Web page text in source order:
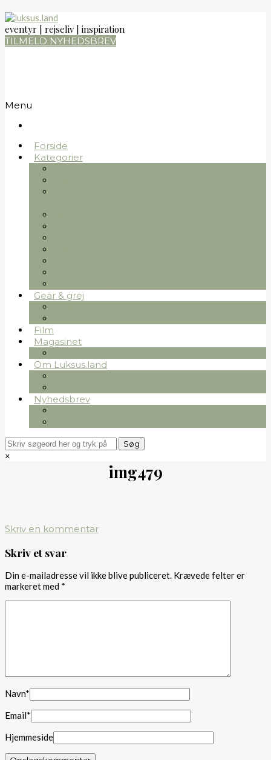
eventyr | rejseliv | inspiration
TILMELD NYHEDSBREV
Menu
Forside
Kategorier
Gear & grej
Film
Magasinet
Om Luksus.land
Nyhedsbrev
×
img479
Skriv en kommentar
Skriv et svar
Din e-mailadresse vil ikke blive publiceret. Krævede felter er
markeret med *
Navn*
Email*
Hjemmeside